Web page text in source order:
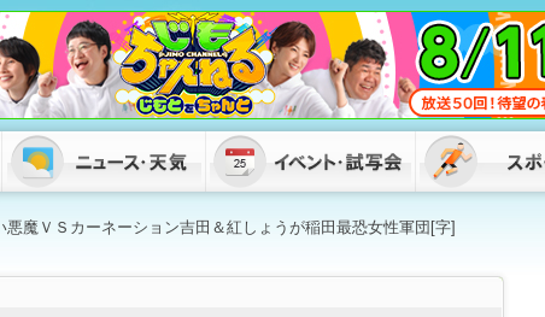
魔ＶＳカーネーション吉田＆紅しょうが稲田最恐女性軍団[字]